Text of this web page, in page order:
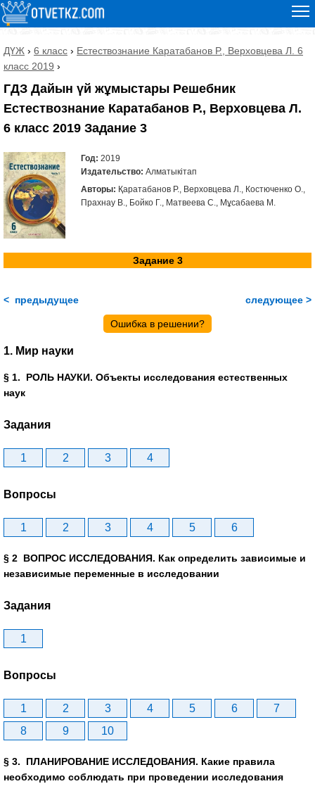
ДҮЖ › 6 класс › Естествознание Каратабанов Р., Верховцева Л. 6
класс 2019 ›
ГДЗ Дайын үй жұмыстары Решебник
Естествознание Каратабанов Р., Верховцева Л.
6 класс 2019 Задание 3
Год: 2019
Издательство: Алматыкітап
Авторы: Қаратабанов Р., Верховцева Л., Костюченко О.,
Прахнау В., Бойко Г., Матвеева С., Мұсабаева М.
Задание 3
< предыдущее следующее >
Ошибка в решении?
1. Мир науки
§ 1. РОЛЬ НАУКИ. Объекты исследования естественных
наук
Задания
1 2 3 4
Вопросы
1 2 3 4 5 6
§ 2 ВОПРОС ИССЛЕДОВАНИЯ. Как определить зависимые и
независимые переменные в исследовании
Задания
1
Вопросы
1 2 3 4 5 6
7
8
9 10
§ 3. ПЛАНИРОВАНИЕ ИССЛЕДОВАНИЯ. Какие правила
необходимо соблюдать при проведении исследования